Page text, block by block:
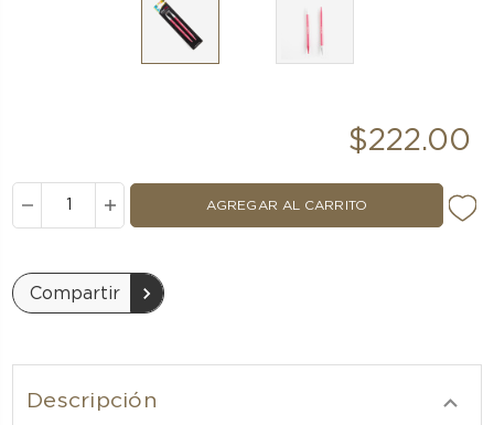
$222.00
AUMENTAR
LA
DISMINUIR
LA
Compartir
Descripción